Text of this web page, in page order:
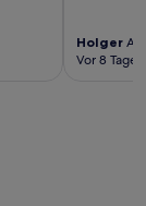
Holger
Vor 8